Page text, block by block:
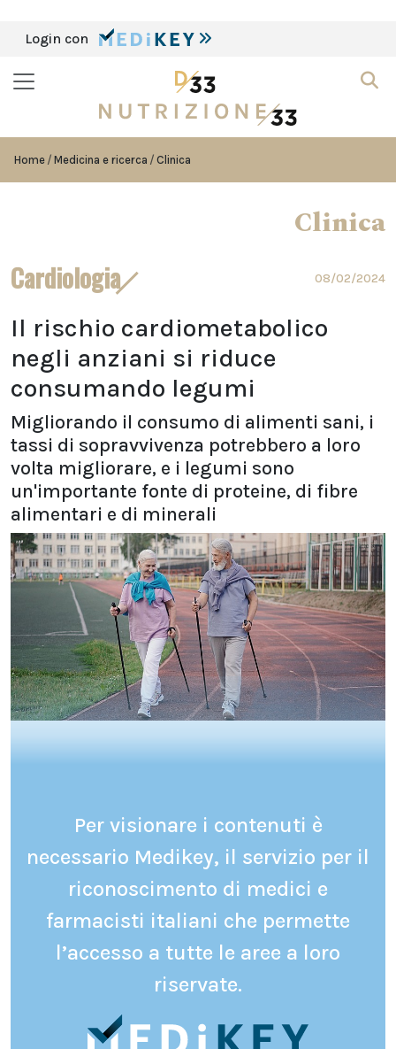
Login con
Home Medicina e ricerca Clinica
Clinica
Cardiologia 08/02/2024
Il rischio cardiometabolico
negli anziani si riduce
consumando legumi
Migliorando il consumo di alimenti sani, i
tassi di sopravvivenza potrebbero a loro
volta migliorare, e i legumi sono
un'importante fonte di proteine, di fibre
alimentari e di minerali
Per visionare i contenuti è
necessario Medikey, il servizio per il
riconoscimento di medici e
farmacisti italiani che permette
l’accesso a tutte le aree a loro
riservate.